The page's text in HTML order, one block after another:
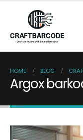
HOME BLOG
Argox